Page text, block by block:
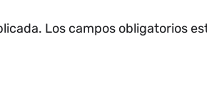
Los campos obligatorios